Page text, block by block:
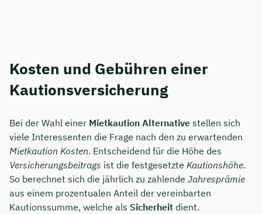
Kosten und Gebühren einer
Kautionsversicherung
Bei der Wahl einer Mietkaution Alternative stellen sich
viele Interessenten die Frage nach den zu erwartenden
Mietkaution Kosten. Entscheidend für die Höhe des
Versicherungsbeitrags ist die festgesetzte Kautionshöhe.
So berechnet sich die jährlich zu zahlende Jahresprämie
aus einem prozentualen Anteil der vereinbarten
Kautionssumme, welche als Sicherheit dient.